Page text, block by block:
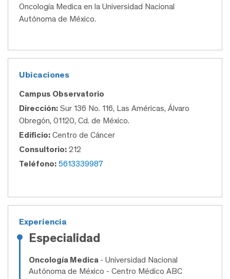
Oncología Medica en la Universidad Nacional
Autónoma de México.
Ubicaciones
Campus Observatorio
Dirección: Sur 136 No. 116, Las Américas, Álvaro
Obregón, 01120, Cd. de México.
Edificio: Centro de Cáncer
Consultorio: 212
Teléfono: 5613339987
Experiencia
Especialidad
Oncología Medica - Universidad Nacional
Autónoma de México - Centro Médico ABC